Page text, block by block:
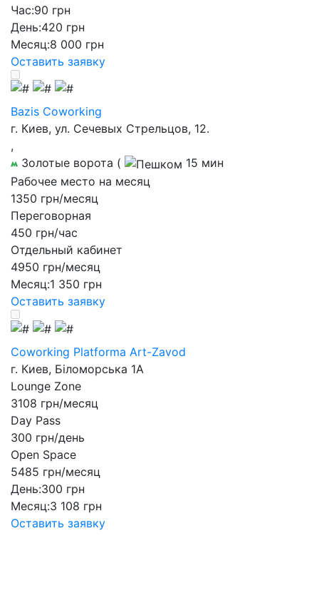
Час:90 грн
День:420 грн
Месяц:8 000 грн
Оставить заявку
Bazis Coworking
г. Киев, ул. Сечевых Стрельцов, 12.
,
Золотые ворота (
15 мин
Рабочее место на месяц
1350 грн/месяц
Переговорная
450 грн/час
Отдельный кабинет
4950 грн/месяц
Месяц:1 350 грн
Оставить заявку
Coworking Platforma Art-Zavod
г. Киев, Біломорська 1А
Lounge Zone
3108 грн/месяц
Day Pass
300 грн/день
Open Space
5485 грн/месяц
День:300 грн
Месяц:3 108 грн
Оставить заявку